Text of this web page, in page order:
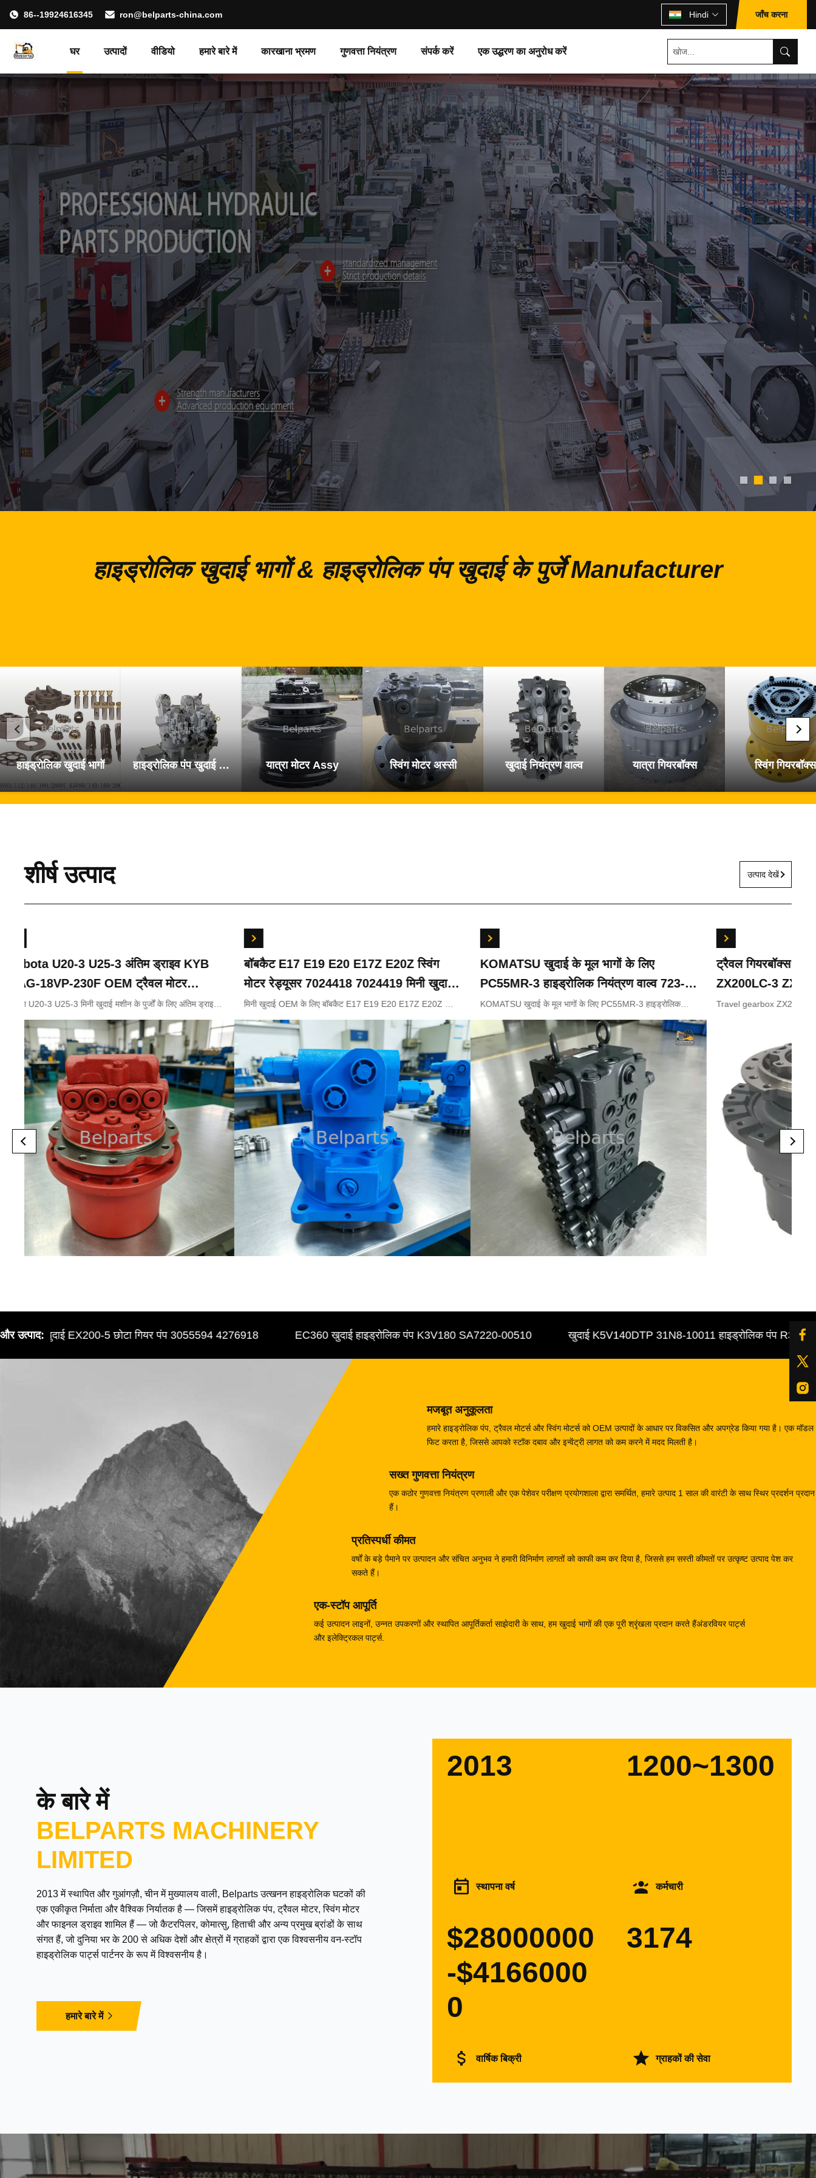
86--19924616345 ron@belparts-china.com Hindi जाँच करना
घर उत्पादों वीडियो हमारे बारे में कारखाना भ्रमण गुणवत्ता नियंत्रण संपर्क करें एक उद्धरण का अनुरोध करें
हाइड्रोलिक खुदाई भागों & हाइड्रोलिक पंप खुदाई के पुर्जे Manufacturer
हाइड्रोलिक खुदाई भागों हाइड्रोलिक पंप खुदाई के पुर्जे यात्रा मोटर Assy स्विंग मोटर अस्सी खुदाई नियंत्रण वाल्व यात्रा गियरबॉक्स स्विंग गियरबॉक्स
शीर्ष उत्पाद उत्पाद देखें
Kubota U20-3 U25-3 अंतिम ड्राइव KYB
MAG-18VP-230F OEM ट्रैवल मोटर
B0240-18076 RB511-61290 RB559-
61290 RC157-78000 मिनी खुदाई भागों के
कुबोटा U20-3 U25-3 मिनी खुदाई मशीन के पुर्जों के लिए अंतिम ड्राइव
61290 RB559-61290 RC157-78000
बॉबकैट E17 E19 E20 E17Z E20Z स्विंग
मोटर रेड्यूसर 7024418 7024419 मिनी खुदाई
के लिए
मिनी खुदाई OEM के लिए बॉबकैट E17 E19 E20 E17Z E20Z स्विंग
KOMATSU खुदाई के मूल भागों के लिए
PC55MR-3 हाइड्रोलिक नियंत्रण वाल्व 723-
18-18200 723-18-18201 723-18-18202
KOMATSU खुदाई के मूल भागों के लिए PC55MR-3 हाइड्रोलिक
ट्रैवल गियरबॉक्स
ZX200LC-3
ZX330-5
Travel gearbox
Appliion Excavator Part
ZX240LC-3 ZX250LC-
ZX330-3 ZX330-5 Part
9233692 9281920
और उत्पाद:खुदाई EX200-5 छोटा गियर पंप 3055594 4276918 EC360 खुदाई हाइड्रोलिक पंप K3V180 SA7220-00510 खुदाई K5V140DTP 31N8-10011 हाइड्रोलिक पंप R305-7
मजबूत अनुकूलता
हमारे हाइड्रोलिक पंप, ट्रैवल मोटर्स और स्विंग मोटर्स को OEM उत्पादों के आधार पर विकसित और अपग्रेड किया गया है। एक
फिट करता है, जिससे आपको स्टॉक दबाव और इन्वेंट्री लागत को कम करने में मदद मिलती है।
सख्त गुणवत्ता नियंत्रण
एक कठोर गुणवत्ता नियंत्रण प्रणाली और एक पेशेवर परीक्षण प्रयोगशाला द्वारा समर्थित, हमारे उत्पाद 1 साल की वारंटी के साथ स्थिर प्रदर्शन
हैं।
प्रतिस्पर्धी कीमत
वर्षों के बड़े पैमाने पर उत्पादन और संचित अनुभव ने हमारी विनिर्माण लागतों को काफी कम कर दिया है, जिससे हम सस्ती कीमतों पर उत्कृष्ट उत्पाद पेश कर
सकते हैं।
एक-स्टॉप आपूर्ति
कई उत्पादन लाइनों, उन्नत उपकरणों और स्थापित आपूर्तिकर्ता साझेदारी के साथ, हम खुदाई भागों की एक पूरी श्रृंखला प्रदान करते हैंअंडरवियर पार्ट्स
और इलेक्ट्रिकल पार्ट्स.
के बारे में
BELPARTS MACHINERY
LIMITED
2013 में स्थापित और गुआंगज़ौ, चीन में मुख्यालय वाली, Belparts उत्खनन हाइड्रोलिक घटकों की
एक एकीकृत निर्माता और वैश्विक निर्यातक है — जिसमें हाइड्रोलिक पंप, ट्रैवल मोटर, स्विंग मोटर
और फाइनल ड्राइव शामिल हैं — जो कैटरपिलर, कोमात्सु, हिताची और अन्य प्रमुख ब्रांडों के साथ
संगत हैं, जो दुनिया भर के 200 से अधिक देशों और क्षेत्रों में ग्राहकों द्वारा एक विश्वसनीय वन-स्टॉप
हाइड्रोलिक पार्ट्स पार्टनर के रूप में विश्वसनीय है।
हमारे बारे में
2013
स्थापना वर्ष
1200~1300
कर्मचारी
$28000000
-$4166000
0
वार्षिक बिक्री
3174
ग्राहकों की सेवा